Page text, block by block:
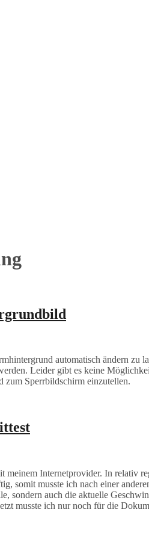
automatisch ändern
Leider gibt es keine
zum Sperrbildschirm einzutellen.
Internetprovider. In relativ
somit musste ich nach einer
sondern auch die aktuelle
musste ich nur noch für die